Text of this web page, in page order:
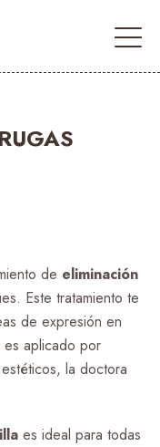
de eliminación
Este tratamiento te
de expresión en
aplicado por
la doctora
es ideal para todas